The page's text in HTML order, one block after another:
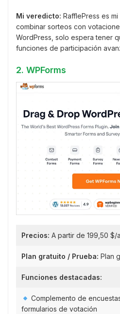
Mi veredicto: RafflePress es
combinar sorteos con
WordPress, solo espera tener
funciones de participación
2. WPForms
Precios: A partir de 199,50 $/
Plan gratuito / Prueba: Plan
Funciones destacadas:
Complemento de
formularios de votación